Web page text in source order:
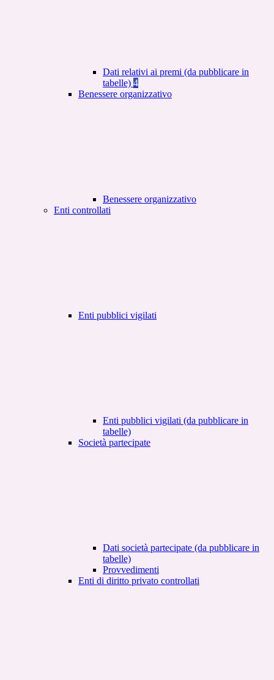
Dati relativi ai premi (da pubblicare in
tabelle) 4
Benessere organizzativo
Benessere organizzativo
Enti controllati
Enti pubblici vigilati
Enti pubblici vigilati (da pubblicare in
tabelle)
Società partecipate
Dati società partecipate (da pubblicare in
tabelle)
Provvedimenti
Enti di diritto privato controllati